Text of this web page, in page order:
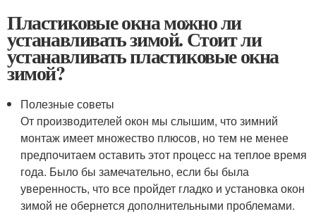
Пластиковые окна можно ли
устанавливать зимой. Стоит ли
устанавливать пластиковые окна
зимой?
Полезные советы
От производителей окон мы слышим, что зимний
монтаж имеет множество плюсов, но тем не менее
предпочитаем оставить этот процесс на теплое время
года. Было бы замечательно, если бы была
уверенность, что все пройдет гладко и установка окон
зимой не обернется дополнительными проблемами.